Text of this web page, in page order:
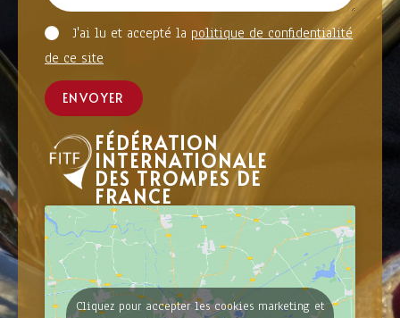
J'ai lu et accepté la politique de confidentialité
de ce site
ENVOYER
FÉDÉRATION
INTERNATIONALE
DES TROMPES DE
FRANCE
Cliquez pour accepter les cookies marketing et